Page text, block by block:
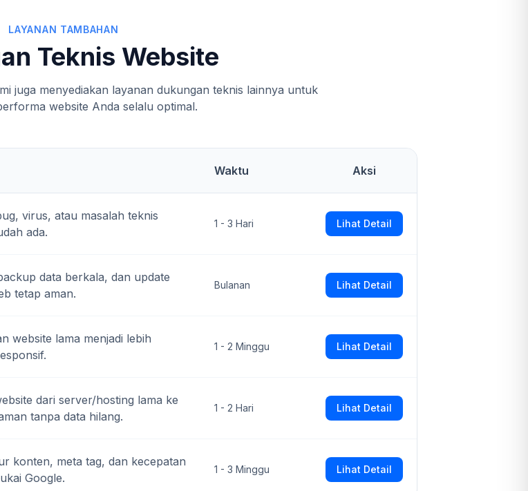
LAYANAN TAMBAHAN
Teknis Website
juga menyediakan layanan dukungan teknis lainnya untuk
website Anda selalu optimal.
Waktu Aksi
virus, atau masalah teknis
ada.
1 - 3 Hari Lihat Detail
data berkala, dan update
tetap aman.
Bulanan Lihat Detail
website lama menjadi lebih
1 - 2 Minggu Lihat Detail
dari server/hosting lama ke
tanpa data hilang.
1 - 2 Hari Lihat Detail
konten, meta tag, dan kecepatan
Google.
1 - 3 Minggu Lihat Detail